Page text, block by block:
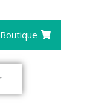
Boutique